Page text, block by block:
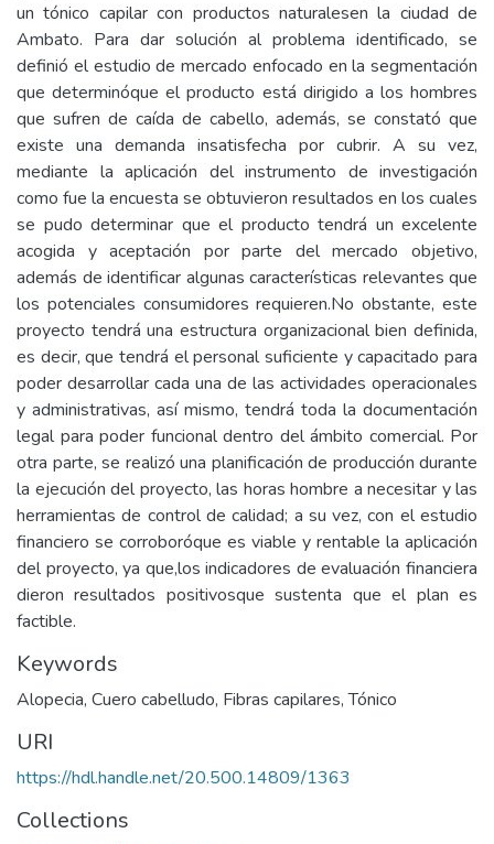
un tónico capilar con productos naturalesen la ciudad de
Ambato. Para dar solución al problema identificado, se
definió el estudio de mercado enfocado en la segmentación
que determinóque el producto está dirigido a los hombres
que sufren de caída de cabello, además, se constató que
existe una demanda insatisfecha por cubrir. A su vez,
mediante la aplicación del instrumento de investigación
como fue la encuesta se obtuvieron resultados en los cuales
se pudo determinar que el producto tendrá un excelente
acogida y aceptación por parte del mercado objetivo,
además de identificar algunas características relevantes que
los potenciales consumidores requieren.No obstante, este
proyecto tendrá una estructura organizacional bien definida,
es decir, que tendrá el personal suficiente y capacitado para
poder desarrollar cada una de las actividades operacionales
y administrativas, así mismo, tendrá toda la documentación
legal para poder funcional dentro del ámbito comercial. Por
otra parte, se realizó una planificación de producción durante
la ejecución del proyecto, las horas hombre a necesitar y las
herramientas de control de calidad; a su vez, con el estudio
financiero se corroboróque es viable y rentable la aplicación
del proyecto, ya que,los indicadores de evaluación financiera
dieron resultados positivosque sustenta que el plan es
factible.
Keywords
Alopecia, Cuero cabelludo, Fibras capilares,Tónico
URI
https://hdl.handle.net/20.500.14809/1363
Collections